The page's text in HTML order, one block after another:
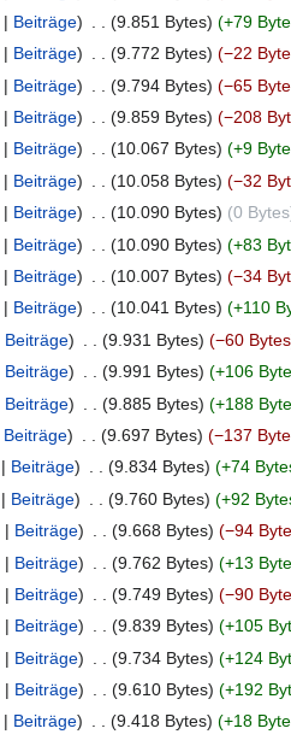
Beiträge 9.851 Bytes +79
Beiträge 9.772 Bytes −22
Beiträge 9.794 Bytes −65
Beiträge 9.859 Bytes −208
Beiträge 10.067 Bytes +9
Beiträge 10.058 Bytes −32
Beiträge 10.090 Bytes 0 Bytes
Beiträge 10.090 Bytes +83
Beiträge 10.007 Bytes −34
Beiträge 10.041 Bytes +110
Beiträge 9.931 Bytes −60 Bytes
Beiträge 9.991 Bytes +106
Beiträge 9.885 Bytes +188
Beiträge 9.697 Bytes −137
Beiträge 9.834 Bytes +74
Beiträge 9.760 Bytes +92
Beiträge 9.668 Bytes −94
Beiträge 9.762 Bytes +13
Beiträge 9.749 Bytes −90
Beiträge 9.839 Bytes +105
Beiträge 9.734 Bytes +124
Beiträge 9.610 Bytes +192
Beiträge 9.418 Bytes +18